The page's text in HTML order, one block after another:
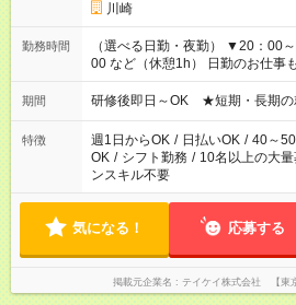
川崎
勤務時間
（選べる日勤・夜勤） ▼20：00
00 など（休憩1h） 日勤のお仕事もございます！お気軽にご相談
ください！
期間 研修後即日～OK ★短期・長期の
特徴 週1日からOK / 日払いOK / 40～
OK / シフト勤務 / 10名以上の大
ンスキル不要
気になる！ 応募する
掲載元企業名 テイケイ株式会社 【東